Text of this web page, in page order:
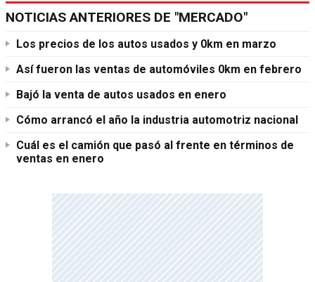
NOTICIAS ANTERIORES DE "MERCADO"
Los precios de los autos usados y 0km en marzo
Así fueron las ventas de automóviles 0km en febrero
Bajó la venta de autos usados en enero
Cómo arrancó el año la industria automotriz nacional
Cuál es el camión que pasó al frente en términos de
ventas en enero